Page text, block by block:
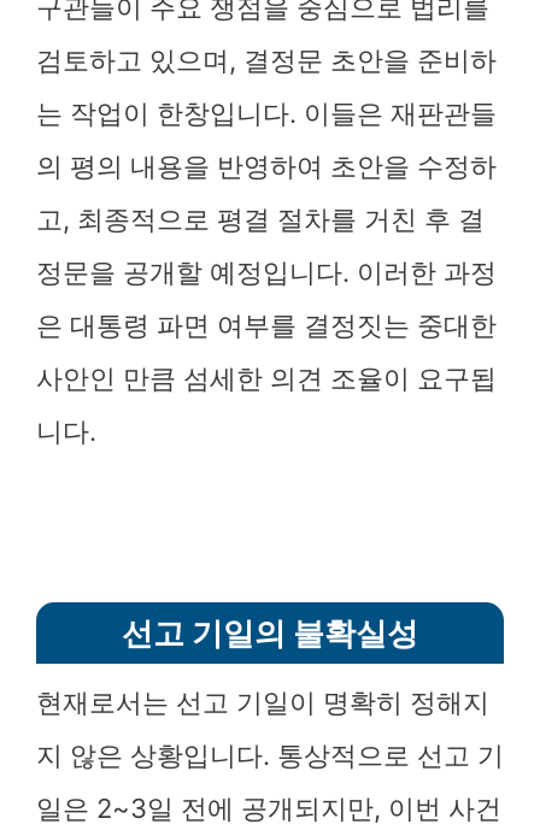
구관들이 주요 쟁점을 중심으로 법리를
검토하고 있으며, 결정문 초안을 준비하
는 작업이 한창입니다. 이들은 재판관들
의 평의 내용을 반영하여 초안을 수정하
고, 최종적으로 평결 절차를 거친 후 결
정문을 공개할 예정입니다. 이러한 과정
은 대통령 파면 여부를 결정짓는 중대한
사안인 만큼 섬세한 의견 조율이 요구됩
니다.
선고 기일의 불확실성
현재로서는 선고 기일이 명확히 정해지
지 않은 상황입니다. 통상적으로 선고 기
일은 2~3일 전에 공개되지만, 이번 사건